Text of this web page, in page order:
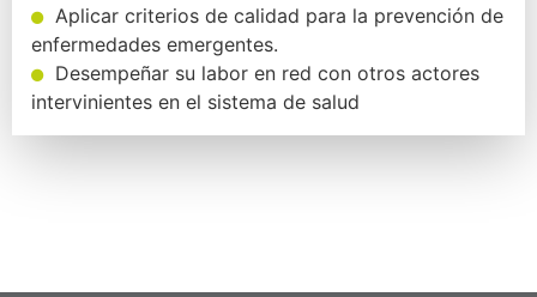
Aplicar criterios de calidad para la prevención de
enfermedades emergentes.
Desempeñar su labor en red con otros actores
intervinientes en el sistema de salud